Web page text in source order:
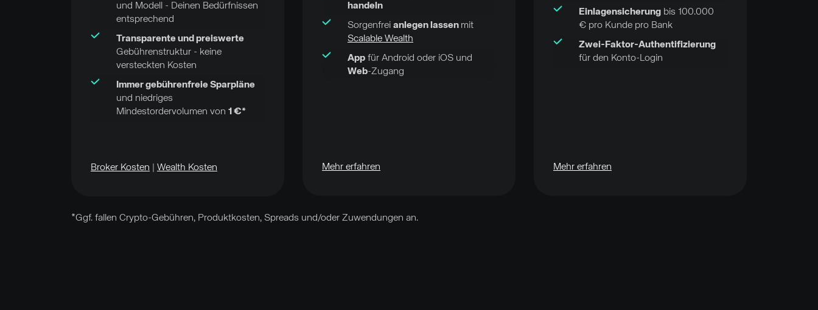
und Modell - Deinen Bedürfnissen
entsprechend
Transparente und preiswerte
Gebührenstruktur - keine
versteckten Kosten
Immer gebührenfreie Sparpläne
und niedriges
Mindestordervolumen von 1 €*
Broker Kosten Wealth Kosten
handeln
Sorgenfrei anlegen lassen mit
Scalable Wealth
App für Android oder iOS und
Web-Zugang
Mehr erfahren
Einlagensicherung bis 100.000
€ pro Kunde pro Bank
Zwei-Faktor-Authentifizierung
für den Konto-Login
Mehr erfahren
*Ggf. fallen Crypto-Gebühren, Produktkosten, Spreads und/oder Zuwendungen an.